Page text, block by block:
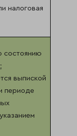
налоговая
состоянию
;
выпиской
периоде